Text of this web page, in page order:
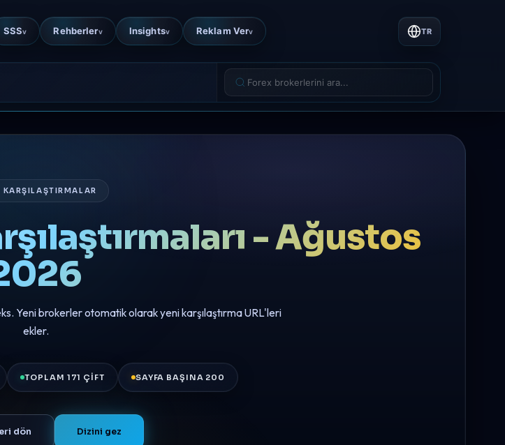
SSSv Rehberlerv Insightsv Reklam Verv TR
KARŞILAŞTIRMALAR
- Ağustos
Yeni brokerler otomatik olarak yeni karşılaştırma URL'leri
ekler.
TOPLAM 171 ÇIFT SAYFA BAŞINA 200
dön Dizini gez